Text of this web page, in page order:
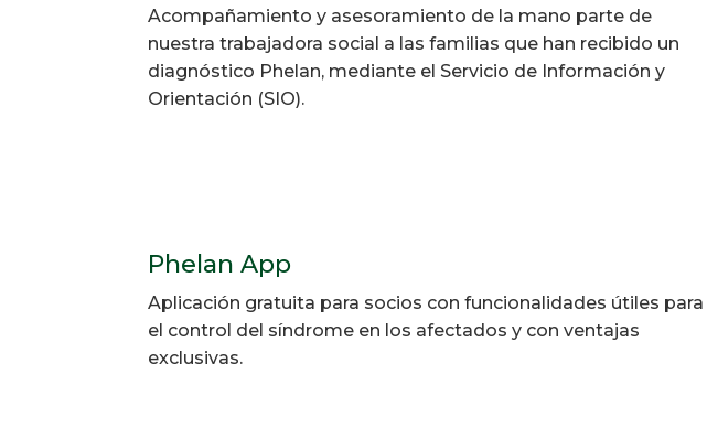
Acompañamiento y asesoramiento de la mano parte de
nuestra trabajadora social a las familias que han recibido un
diagnóstico Phelan, mediante el Servicio de Información y
Orientación (SIO).
Phelan App
Aplicación gratuita para socios con funcionalidades útiles para
el control del síndrome en los afectados y con ventajas
exclusivas.